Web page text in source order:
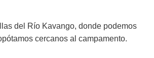
del Río Kavango, donde podemos
cercanos al campamento.